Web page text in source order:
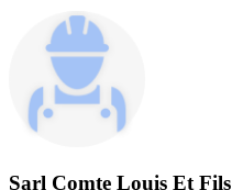
Sarl Comte Louis Et Fils